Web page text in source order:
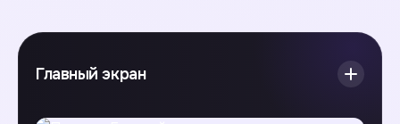
Главный экран